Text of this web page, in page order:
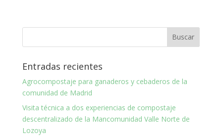
Entradas recientes
Agrocompostaje para ganaderos y cebaderos de la
comunidad de Madrid
Visita técnica a dos experiencias de compostaje
descentralizado de la Mancomunidad Valle Norte de
Lozoya